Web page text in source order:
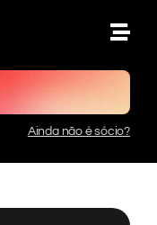
Ainda não é sócio?